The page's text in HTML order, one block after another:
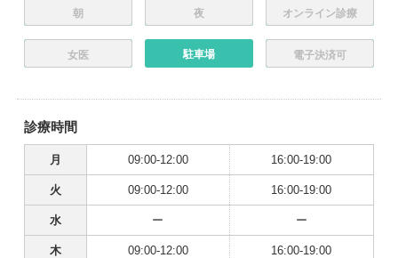
朝 夜 オンライン診療
女医 駐車場 電子決済可
診療時間
月 09:00-12:00 16:00-19:00
火 09:00-12:00 16:00-19:00
水 ー ー
木 09:00-12:00 16:00-19:00